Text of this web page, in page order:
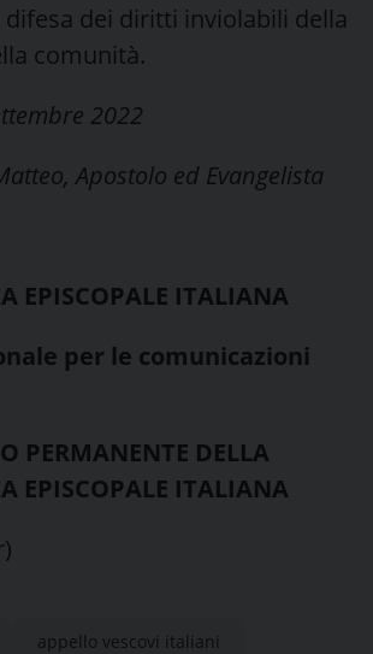
difesa dei diritti inviolabili della
comunità.
2022
Apostolo ed Evangelista
EPISCOPALE ITALIANA
per le comunicazioni
PERMANENTE DELLA
EPISCOPALE ITALIANA
appello vescovi italiani